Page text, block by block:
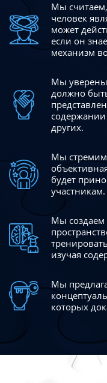
Мы
человек
может
если он
механизм
Мы
должно
других.
Мы
будет
участникам.
Мы создаем
изучая
Мы
которых